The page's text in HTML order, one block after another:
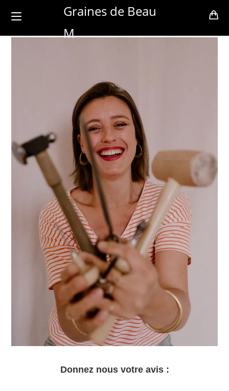
Graines de Beau
M
Donnez nous votre avis :